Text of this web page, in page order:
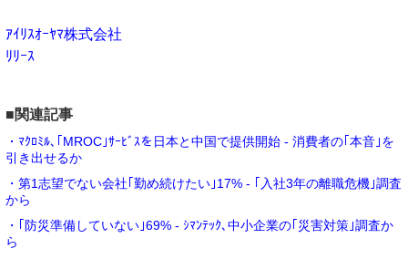
ｱｲﾘｽｵｰﾔﾏ株式会社
ﾘﾘｰｽ
■関連記事
・ﾏｸﾛﾐﾙ､｢MROC｣ｻｰﾋﾞｽを日本と中国で提供開始 - 消費者の｢本音｣を
引き出せるか
・第1志望でない会社｢勤め続けたい｣17% - ｢入社3年の離職危機｣調査
から
・｢防災準備していない｣69% - ｼﾏﾝﾃｯｸ､中小企業の｢災害対策｣調査か
ら